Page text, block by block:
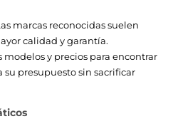
marcas reconocidas suelen
calidad y garantía.
modelos y precios para encontrar
su presupuesto sin sacrificar